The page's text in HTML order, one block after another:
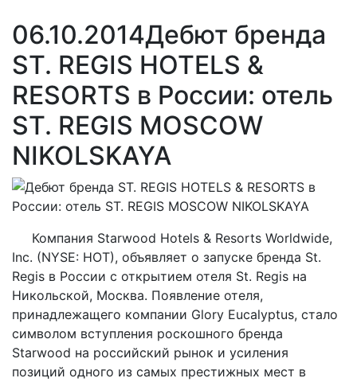
06.10.2014Дебют бренда
ST. REGIS HOTELS &
RESORTS в России: отель
ST. REGIS MOSCOW
NIKOLSKAYA
Компания Starwood Hotels & Resorts Worldwide,
Inc. (NYSE: HOT), объявляет о запуске бренда St.
Regis в России c открытием отеля St. Regis на
Никольской, Москва. Появление отеля,
принадлежащего компании Glory Eucalyptus, стало
символом вступления роскошного бренда
Starwood на российский рынок и усиления
позиций одного из самых престижных мест в